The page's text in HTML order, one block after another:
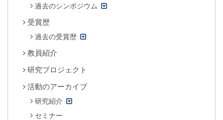
過去のシンポジウム
受賞歴
過去の受賞歴
教員紹介
研究プロジェクト
活動のアーカイブ
研究紹介
セミナー